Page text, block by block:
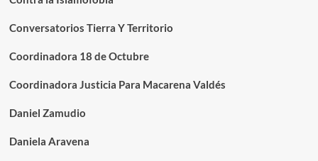
Conversatorios Tierra Y Territorio
Coordinadora 18 de Octubre
Coordinadora Justicia Para Macarena Valdés
Daniel Zamudio
Daniela Aravena